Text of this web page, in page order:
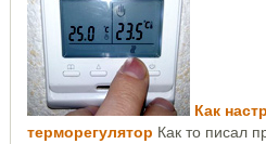
Как
терморегулятор Как то писал